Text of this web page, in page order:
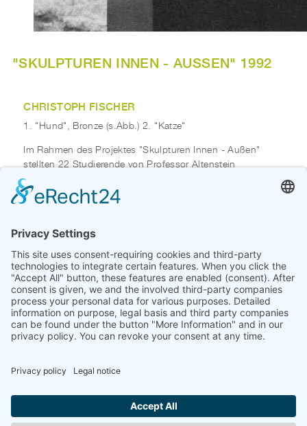
"SKULPTUREN INNEN - AUSSEN" 1992
CHRISTOPH FISCHER
1. "Hund", Bronze (s.Abb.) 2. "Katze"
Im Rahmen des Projektes "Skulpturen Innen - Außen"
stellten 22 Studierende von Professor Altenstein
(Hochschule für Künste Bremen) Skulpturen und Objekte
in verschiedenen Klinikgebäuden auf dem Gelände des
aus.
Beteiligt waren: Frauke Alber, Jörg Bussmann, Ilja
Daubenspeck, Gisela Eufe, Christoph Fischer, Ulrike
Gölner, Peter Herrmann, Rainer Krause, Juliane Laitzsch,
Wolfgang Ludewig, Ulrike Möhle-Wienecke, Ralf
Ostendorf, Cordula Prieser, Barbara Puppa, Thomas
Rissler, Reinhard Rosel, Ute Safrin, Stefan Saxen, Martin
www.fischer-worpswede.de